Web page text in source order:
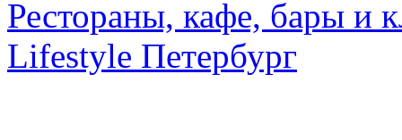
Рестораны, кафе, бары и
Lifestyle Петербург